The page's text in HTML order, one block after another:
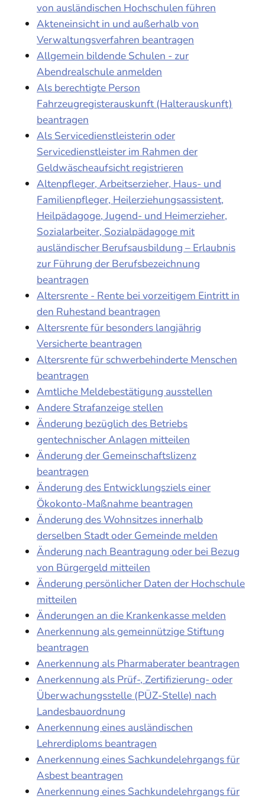
von ausländischen Hochschulen führen
Akteneinsicht in und außerhalb von
Verwaltungsverfahren beantragen
Allgemein bildende Schulen - zur
Abendrealschule anmelden
Als berechtigte Person
Fahrzeugregisterauskunft (Halterauskunft)
beantragen
Als Servicedienstleisterin oder
Servicedienstleister im Rahmen der
Geldwäscheaufsicht registrieren
Altenpfleger, Arbeitserzieher, Haus- und
Familienpfleger, Heilerziehungsassistent,
Heilpädagoge, Jugend- und Heimerzieher,
Sozialarbeiter, Sozialpädagoge mit
ausländischer Berufsausbildung – Erlaubnis
zur Führung der Berufsbezeichnung
beantragen
Altersrente - Rente bei vorzeitigem Eintritt in
den Ruhestand beantragen
Altersrente für besonders langjährig
Versicherte beantragen
Altersrente für schwerbehinderte Menschen
beantragen
Amtliche Meldebestätigung ausstellen
Andere Strafanzeige stellen
Änderung bezüglich des Betriebs
gentechnischer Anlagen mitteilen
Änderung der Gemeinschaftslizenz
beantragen
Änderung des Entwicklungsziels einer
Ökokonto-Maßnahme beantragen
Änderung des Wohnsitzes innerhalb
derselben Stadt oder Gemeinde melden
Änderung nach Beantragung oder bei Bezug
von Bürgergeld mitteilen
Änderung persönlicher Daten der Hochschule
mitteilen
Änderungen an die Krankenkasse melden
Anerkennung als gemeinnützige Stiftung
beantragen
Anerkennung als Pharmaberater beantragen
Anerkennung als Prüf-, Zertifizierung- oder
Überwachungsstelle (PÜZ-Stelle) nach
Landesbauordnung
Anerkennung eines ausländischen
Lehrerdiploms beantragen
Anerkennung eines Sachkundelehrgangs für
Asbest beantragen
Anerkennung eines Sachkundelehrgangs für